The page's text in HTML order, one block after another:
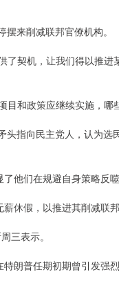
来削减联邦官僚机构。
契机，让我们得以推进
和政策应继续实施，哪些
指向民主党人，认为选
们在规避自身策略反噬
假，以推进其削减联邦
三表示。
朗普任期初期曾引发强烈